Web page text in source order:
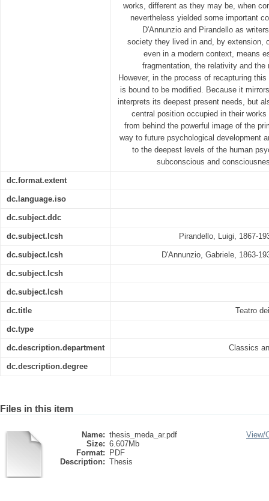
works, different as they may be, when
nevertheless yielded some important
D'Annunzio and Pirandello as
society they lived in and, by extension,
even in a modern context, means
fragmentation, the relativity and
However, in the process of recapturing
is bound to be modified. Because it
interprets its deepest present needs, but
central position occupied in their
from behind the powerful image of the
way to future psychological development
to the deepest levels of the human
subconscious and
dc.format.extent
dc.language.iso
dc.subject.ddc
dc.subject.lcsh Pirandello, Luigi, 1867-
dc.subject.lcsh D'Annunzio, Gabriele, 1863-
dc.subject.lcsh
dc.subject.lcsh
dc.title Teatro
dc.type
dc.description.department Classics
dc.description.degree
Files in this item
Name: thesis_meda_ar.pdf
Size: 6.607Mb
Format:
PDF
Description: Thesis
View/